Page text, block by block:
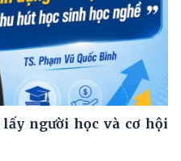
lấy người học và cơ hội